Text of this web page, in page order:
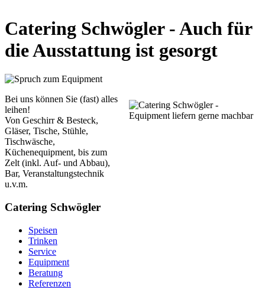
Catering Schwögler - Auch für
die Ausstattung ist gesorgt
Bei uns können Sie (fast) alles
leihen!
Von Geschirr & Besteck,
Gläser, Tische, Stühle,
Tischwäsche,
Küchenequipment, bis zum
Zelt (inkl. Auf- und Abbau),
Bar, Veranstaltungstechnik
u.v.m.
Catering Schwögler
Speisen
Trinken
Service
Equipment
Beratung
Referenzen